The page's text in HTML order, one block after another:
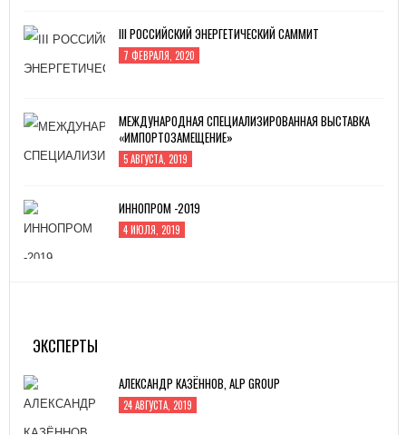
III РОССИЙСКИЙ ЭНЕРГЕТИЧЕСКИЙ САММИТ
7 ФЕВРАЛЯ, 2020
МЕЖДУНАРОДНАЯ СПЕЦИАЛИЗИРОВАННАЯ ВЫСТАВКА
«ИМПОРТОЗАМЕЩЕНИЕ»
5 АВГУСТА, 2019
ИННОПРОМ -2019
4 ИЮЛЯ, 2019
ЭКСПЕРТЫ
АЛЕКСАНДР КАЗЁННОВ, ALP GROUP
24 АВГУСТА, 2019